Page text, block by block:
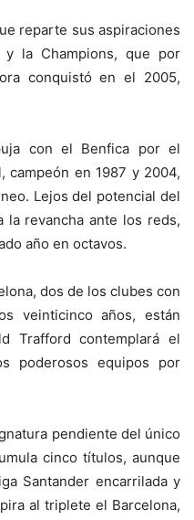
reparte sus aspiraciones
la Champions, que por
conquistó en el 2005,
con el Benfica por el
campeón en 1987 y 2004,
Lejos del potencial del
la revancha ante los reds,
año en octavos.
dos de los clubes con
veinticinco años, están
Trafford contemplará el
poderosos equipos por
pendiente del único
cinco títulos, aunque
Santander encarrilada y
al triplete el Barcelona,